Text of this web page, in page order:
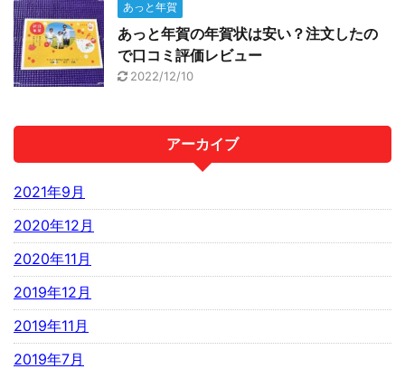
あっと年賀
あっと年賀の年賀状は安い？注文したの
で口コミ評価レビュー
2022/12/10
アーカイブ
2021年9月
2020年12月
2020年11月
2019年12月
2019年11月
2019年7月